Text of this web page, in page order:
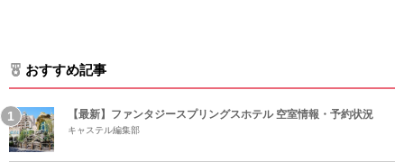
おすすめ記事
【最新】ファンタジースプリングスホテル 空室情報・予約状況
キャステル編集部